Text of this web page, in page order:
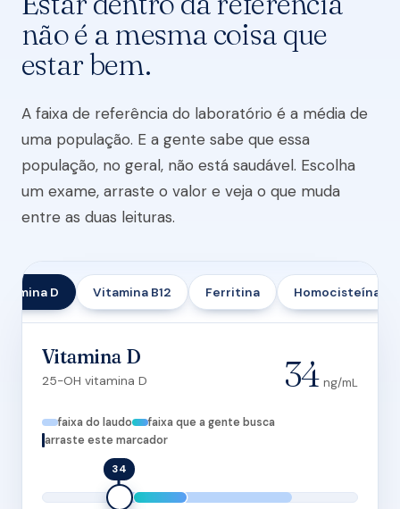
não é a mesma coisa que
estar bem.
A faixa de referência do laboratório é a média de
uma população. E a gente sabe que essa
população, no geral, não está saudável. Escolha
um exame, arraste o valor e veja o que muda
entre as duas leituras.
D Vitamina B12 Ferritina Homocisteína
Vitamina D
25-OH vitamina D 32 ng/mL
faixa do laudo
faixa que a gente busca
arraste este marcador